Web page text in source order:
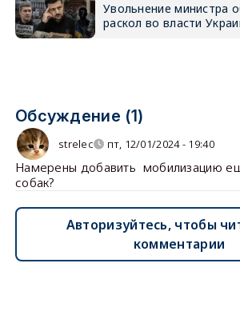
Увольнение министра
раскол во власти
Обсуждение (1)
strelec пт, 12/01/2024 - 19:40
Намерены добавить мобилизацию
собак?
Авторизуйтесь, чтобы
комментарии